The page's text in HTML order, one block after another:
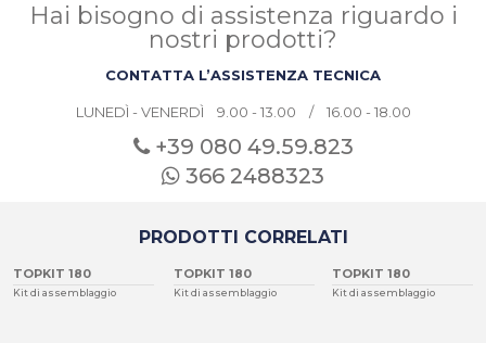
Hai bisogno di assistenza riguardo i
nostri prodotti?
CONTATTA L’ASSISTENZA TECNICA
LUNEDÌ - VENERDÌ 9.00 - 13.00 / 16.00 - 18.00
+39 080 49.59.823
366 2488323
PRODOTTI CORRELATI
TOPKIT 180
Kit di assemblaggio
TOPKIT 180
Kit di assemblaggio
TOPKIT 180
Kit di assemblaggio